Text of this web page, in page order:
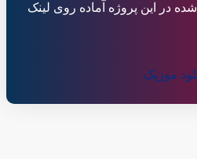
در این پروژه آماده روی لینک
موزیک